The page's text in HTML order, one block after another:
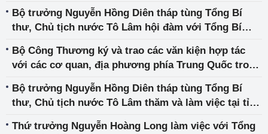
Bộ trưởng Nguyễn Hồng Diên tháp tùng Tổng Bí
thư, Chủ tịch nước Tô Lâm hội đàm với Tổng Bí
Bộ Công Thương ký và trao các văn kiện hợp tác
với các cơ quan, địa phương phía Trung Quốc trong
tịch nước Tô Lâm
Bộ trưởng Nguyễn Hồng Diên tháp tùng Tổng Bí
thư, Chủ tịch nước Tô Lâm thăm và làm việc tại tỉnh
Thứ trưởng Nguyễn Hoàng Long làm việc với Tổng